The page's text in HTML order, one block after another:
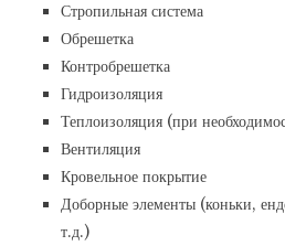
Стропильная система
Обрешетка
Контробрешетка
Гидроизоляция
Теплоизоляция (при
Вентиляция
Кровельное покрытие
Доборные элементы (коньки,
т.д.)